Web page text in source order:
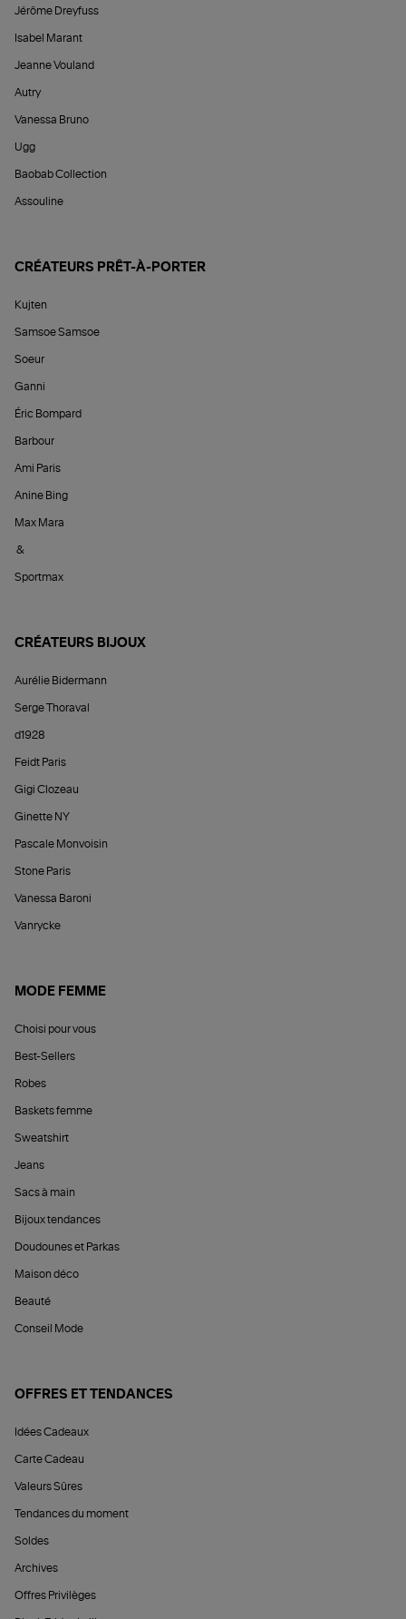
Jérôme Dreyfuss
Isabel Marant
Jeanne Vouland
Autry
Vanessa Bruno
Ugg
Baobab Collection
Assouline
CRÉATEURS PRÊT-À-PORTER
Kujten
Samsoe Samsoe
Soeur
Ganni
Éric Bompard
Barbour
Ami Paris
Anine Bing
Max Mara
&
Sportmax
CRÉATEURS BIJOUX
Aurélie Bidermann
Serge Thoraval
d1928
Feidt Paris
Gigi Clozeau
Ginette NY
Pascale Monvoisin
Stone Paris
Vanessa Baroni
Vanrycke
MODE FEMME
Choisi pour vous
Best-Sellers
Robes
Baskets femme
Sweatshirt
Jeans
Sacs à main
Bijoux tendances
Doudounes et Parkas
Maison déco
Beauté
Conseil Mode
OFFRES ET TENDANCES
Idées Cadeaux
Carte Cadeau
Valeurs Sûres
Tendances du moment
Soldes
Archives
Offres Privilèges